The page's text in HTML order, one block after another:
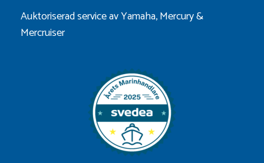
Auktoriserad service av Yamaha, Mercury &
Mercruiser